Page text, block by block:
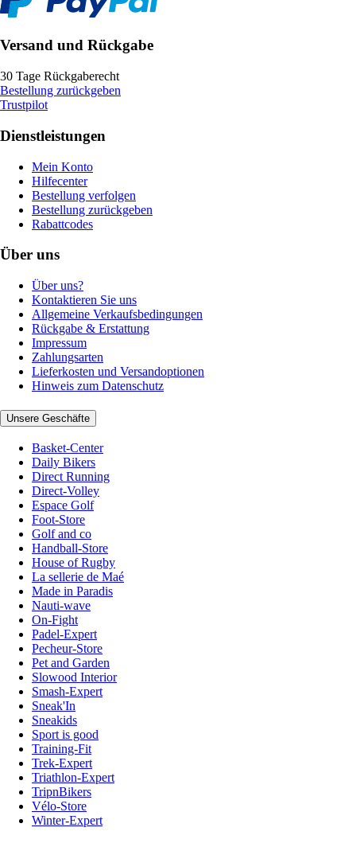
Versand und Rückgabe
30 Tage Rückgaberecht
Bestellung zurückgeben
Trustpilot
Dienstleistungen
Mein Konto
Hilfecenter
Bestellung verfolgen
Bestellung zurückgeben
Rabattcodes
Über uns
Über uns?
Kontaktieren Sie uns
Allgemeine Verkaufsbedingungen
Rückgabe & Erstattung
Impressum
Zahlungsarten
Lieferkosten und Versandoptionen
Hinweis zum Datenschutz
Unsere Geschäfte
Basket-Center
Daily Bikers
Direct Running
Direct-Volley
Espace Golf
Foot-Store
Golf and co
Handball-Store
House of Rugby
La sellerie de Maé
Made in Paradis
Nauti-wave
On-Fight
Padel-Expert
Pecheur-Store
Pet and Garden
Slowood Interior
Smash-Expert
Sneak'In
Sneakids
Sport is good
Training-Fit
Trek-Expert
Triathlon-Expert
TripnBikers
Vélo-Store
Winter-Expert